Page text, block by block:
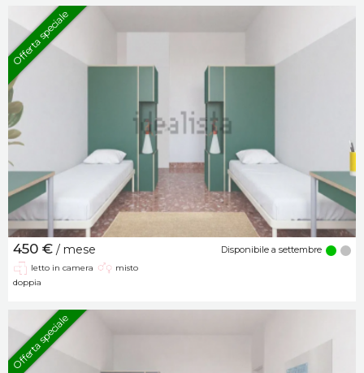
Offerta speciale
450 € / mese Disponibile a settembre
letto in camera
doppia
misto
Offerta speciale